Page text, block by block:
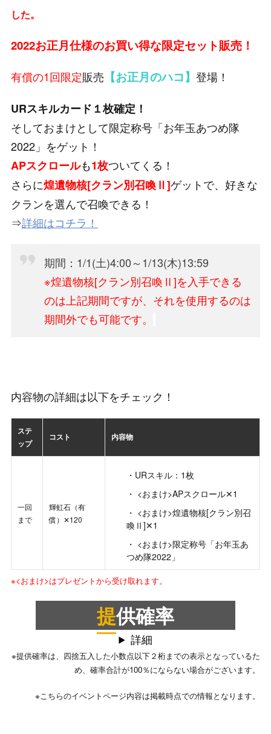
した。
2022お正月仕様のお買い得な限定セット販売！
有償の1回限定販売 【お正月のハコ】 登場！
URスキルカード１枚確定！
そしておまけとして限定称号「お年玉あつめ隊
2022」をゲット！
APスクロールも1枚ついてくる！
さらに煌遺物核[クラン別召喚Ⅱ]ゲットで、好きな
クランを選んで召喚できる！
⇒詳細はコチラ！
期間：1/1(土)4:00～1/13(木)13:59
※煌遺物核[クラン別召喚Ⅱ]を入手できる
のは上記期間ですが、それを使用するのは
期間外でも可能です。
内容物の詳細は以下をチェック！
ステ
ップ
コスト 内容物
一回
まで
輝虹石（有
償）✕120
URスキル：1枚
<おまけ>APスクロール✕1
<おまけ>煌遺物核[クラン別召
喚Ⅱ]✕1
<おまけ>限定称号「お年玉あ
つめ隊2022」
※<おまけ>はプレゼントから受け取れます。
提供確率
詳細
※提供確率は、四捨五入した小数点以下２桁までの表示となっているた
め、確率合計が100％にならない場合がございます。
※こちらのイベントページ内容は掲載時点での情報となります。